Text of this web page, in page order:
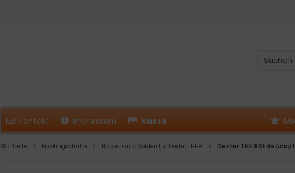
Kontakt Impressum Kasse
Startseite Bowlingschuhe Hacken und Sohlen für Dexter THE 9 Dexter THE 9 Slide